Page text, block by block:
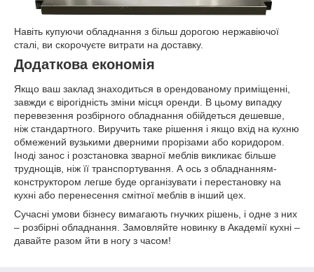
Навіть купуючи обладнання з більш дорогою нержавіючої
сталі, ви скорочуєте витрати на доставку.
Додаткова економія
Якщо ваш заклад знаходиться в орендованому приміщенні,
завжди є вірогідність зміни місця оренди. В цьому випадку
перевезення розбірного обладнання обійдеться дешевше,
ніж стандартного. Виручить таке рішення і якщо вхід на кухню
обмежений вузькими дверними прорізами або коридором.
Іноді занос і розстановка зварної меблів викликає більше
труднощів, ніж її транспортування. А ось з обладнанням-
конструктором легше буде організувати і перестановку на
кухні або перенесення смітної меблів в інший цех.
Сучасні умови бізнесу вимагають гнучких рішень, і одне з них
– розбірні обладнання. Замовляйте новинку в Академії кухні –
давайте разом йти в ногу з часом!